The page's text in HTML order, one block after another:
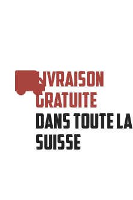
LIVRAISON
GRATUITE
DANS TOUTE LA
SUISSE